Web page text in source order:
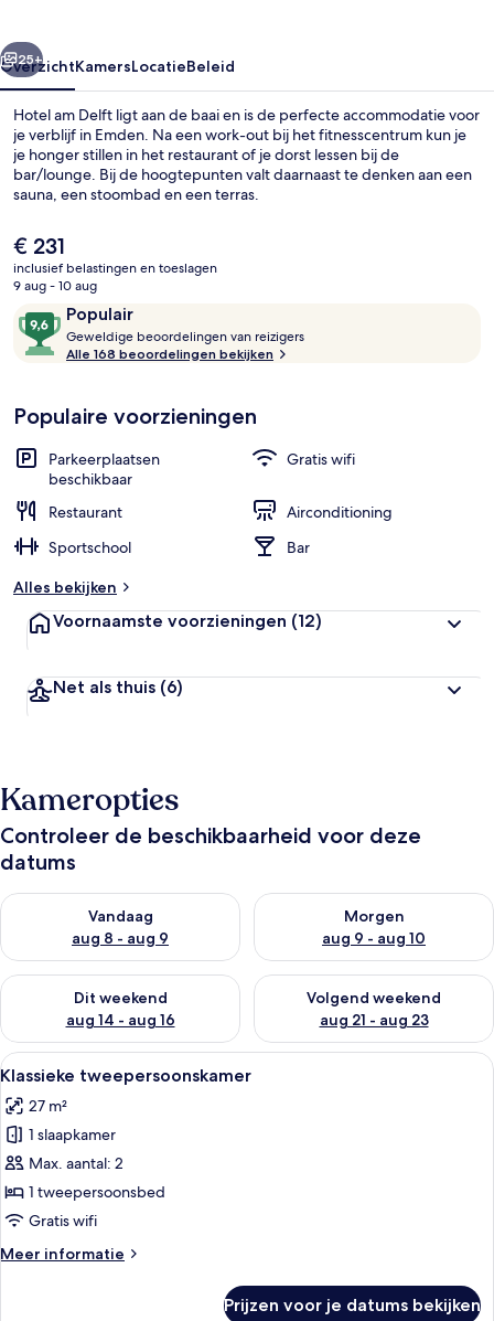
Volgende
25+
OverzichtKamersLocatieBeleid
Hotel am Delft ligt aan de baai en is de perfecte accommodatie voor
je verblijf in Emden. Na een work-out bij het fitnesscentrum kun je
je honger stillen in het restaurant of je dorst lessen bij de
bar/lounge. Bij de hoogtepunten valt daarnaast te denken aan een
sauna, een stoombad en een terras.
De
huidige
prijs
€ 231
€ 231
inclusief belastingen en toeslagen
9 aug - 10 aug
Beoordelingen
Populair
9,6
van
10,
Geweldige beoordelingen van reizigers
i
e
r
d
l
a
r
i
g
e
s
Alle 168 beoordelingen bekijken
Populaire voorzieningen
Parkeerplaatsen
beschikbaar
Gratis wifi
Restaurant
Airconditioning
Sportschool
Bar
Alles bekijken
Voornaamste voorzieningen (12)
Net als thuis (6)
Kameropties
Controleer de beschikbaarheid voor deze
datums
Vandaag
aug 8 - aug 9
De beschikbaarheid controleren voor vanavond aug 8 - aug 9
Morgen
aug 9 - aug 10
De beschikbaarheid
Dit weekend
aug 14 - aug 16
De beschikbaarheid controleren voor dit weekend aug 14 -
Volgend weekend
aug 21 - aug 23
De beschikbaarheid
Alle
foto's
voor
Klassieke
tweepersoonskamer
laden
Een hotelkamer met een bed,
1
Klassieke tweepersoonskamer
27 m²
1 slaapkamer
Max. aantal: 2
1 tweepersoonsbed
Gratis wifi
Meer informatie
Meer
Prijzen voor je datums bekijken